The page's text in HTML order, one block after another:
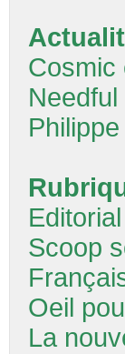
Cosmic
Scoop
Oeil
La